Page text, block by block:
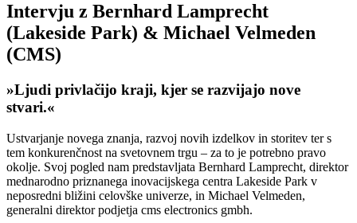
Intervju z Bernhard Lamprecht
(Lakeside Park) & Michael Velmeden
(CMS)
»Ljudi privlačijo kraji, kjer se razvijajo nove
stvari.«
Ustvarjanje novega znanja, razvoj novih izdelkov in storitev ter s
tem konkurenčnost na svetovnem trgu – za to je potrebno pravo
okolje. Svoj pogled nam predstavljata Bernhard Lamprecht, direktor
mednarodno priznanega inovacijskega centra Lakeside Park v
neposredni bližini celovške univerze, in Michael Velmeden,
generalni direktor podjetja cms electronics gmbh.